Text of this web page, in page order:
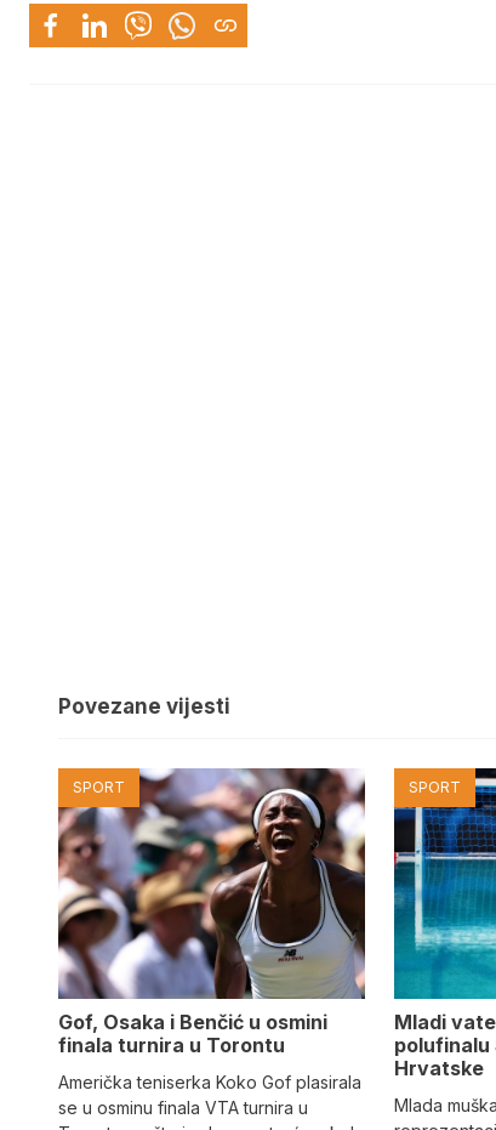
Povezane vijesti
SPORT
Gof, Osaka i Benčić u osmini
finala turnira u Torontu
Američka teniserka Koko Gof plasirala
se u osminu finala VTA turnira u
SPORT
Mladi
polufinalu
Hrvatske
Mlada